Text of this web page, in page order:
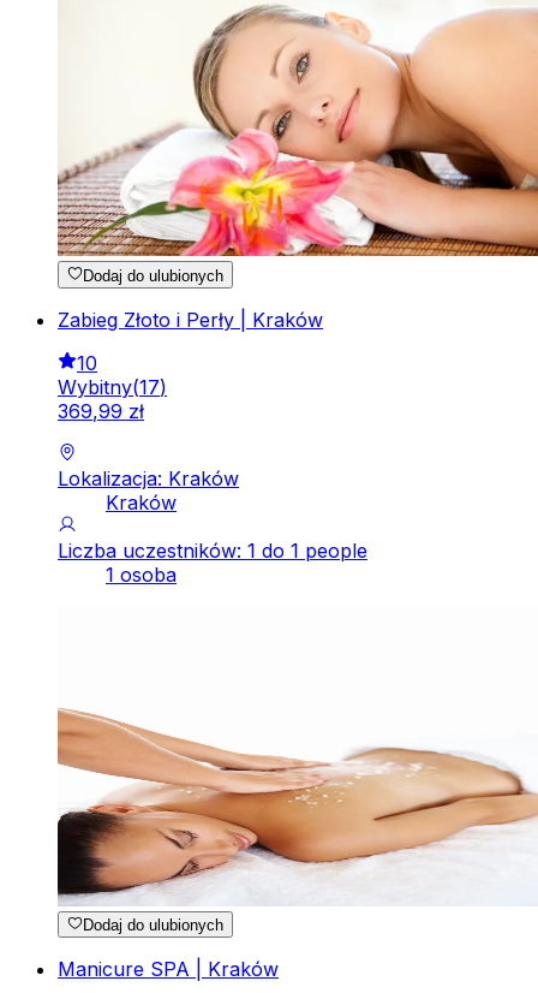
Dodaj do ulubionych
Zabieg Złoto i Perły | Kraków
10
Wybitny(17)
369,99 zł
Lokalizacja: Kraków
Kraków
Liczba uczestników: 1 do 1 people
1 osoba
Dodaj do ulubionych
Manicure SPA | Kraków